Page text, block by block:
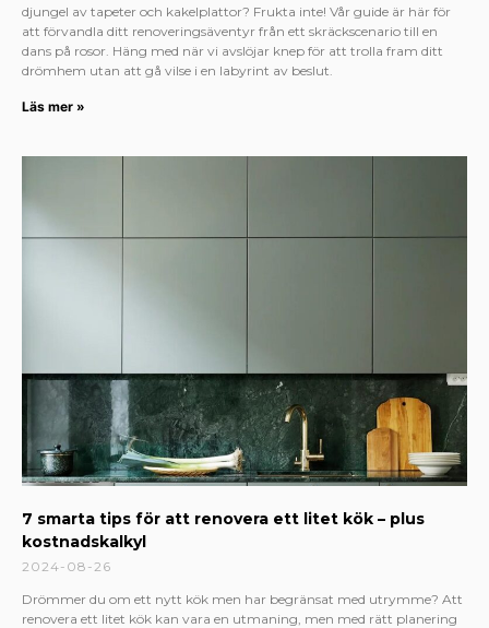
djungel av tapeter och kakelplattor? Frukta inte! Vår guide är här för
att förvandla ditt renoveringsäventyr från ett skräckscenario till en
dans på rosor. Häng med när vi avslöjar knep för att trolla fram ditt
drömhem utan att gå vilse i en labyrint av beslut.
Läs mer »
7 smarta tips för att renovera ett litet kök – plus
kostnadskalkyl
2024-08-26
Drömmer du om ett nytt kök men har begränsat med utrymme? Att
renovera ett litet kök kan vara en utmaning, men med rätt planering